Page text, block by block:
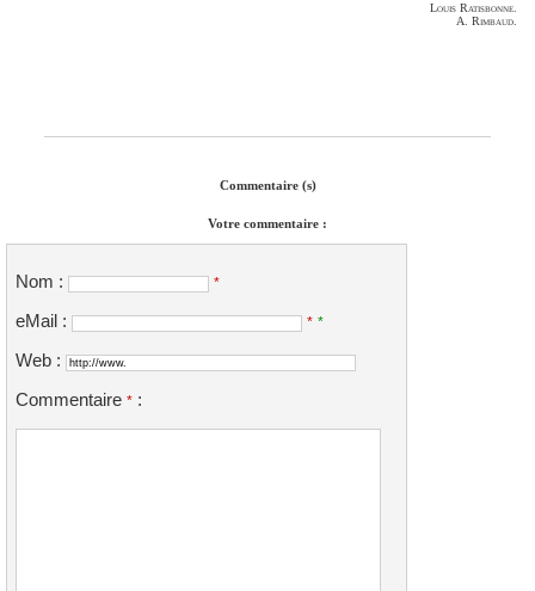
Louis Ratisbonne.
A. Rimbaud.
Commentaire (s)
Votre commentaire :
Nom : *
eMail : * *
Web :
Commentaire * :